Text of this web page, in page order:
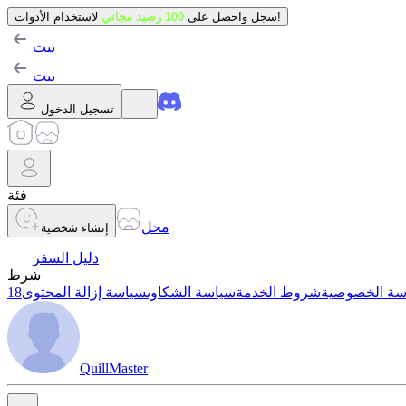
سجل واحصل على 100 رصيد مجاني لاستخدام الأدوات!
بيت
بيت
تسجيل الدخول
فئة
إنشاء شخصية
محل
دليل السفر
شرط
الخصوصيةشروط الخدمةسياسة الشكاوىسياسة إزالة المحتوى
QuillMaster